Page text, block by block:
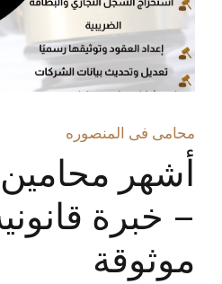
محامى فى المنصوره
أشهر
– خبرة
موثوقة